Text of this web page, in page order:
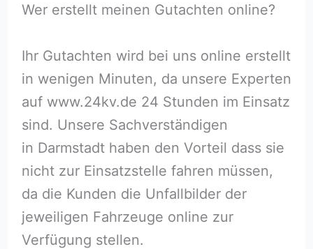
Wer erstellt meinen Gutachten online?
Ihr Gutachten wird bei uns online erstellt
in wenigen Minuten, da unsere Experten
auf www.24kv.de 24 Stunden im Einsatz
sind. Unsere Sachverständigen
in Darmstadt haben den Vorteil dass sie
nicht zur Einsatzstelle fahren müssen,
da die Kunden die Unfallbilder der
jeweiligen Fahrzeuge online zur
Verfügung stellen.